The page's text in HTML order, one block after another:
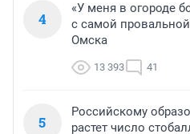
4
«У меня в огороде
с самой
Омска
13 393 41
5
Российскому
растет число